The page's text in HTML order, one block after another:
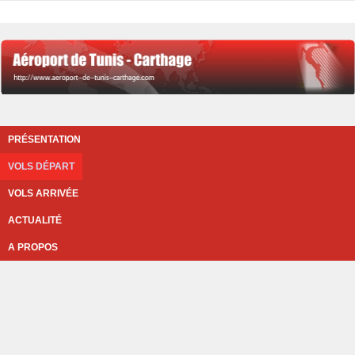
PRÉSENTATION
VOLS DÉPART
VOLS ARRIVÉE
ACTUALITÉ
A PROPOS